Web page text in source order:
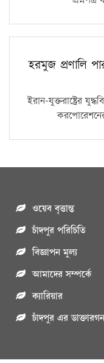
হরমুজ প্রণালি
ইরান-যুক্তরাষ্ট্রের
ওয়েব বৃত্তান্ত
চাঁদপুর পরিচিতি
বিজ্ঞাপন মুল্য
আমাদের সম্পর্কে
ক্যারিয়ার
চাঁদপুর এর